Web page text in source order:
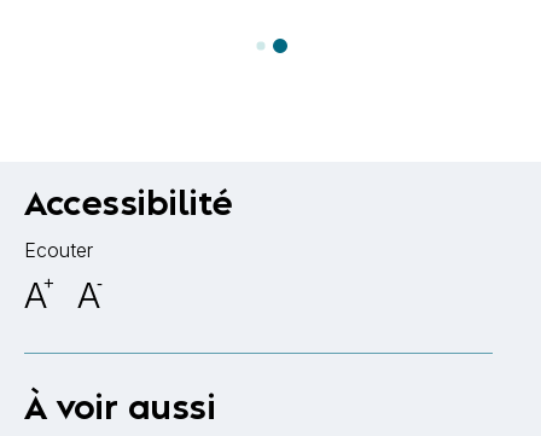
Accessibilité
Ecouter
A+ A-
À voir aussi